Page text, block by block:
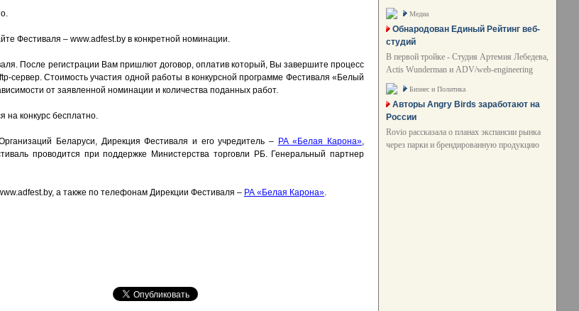
Фестиваля – www.adfest.by в конкретной номинации.
После регистрации Вам пришлют договор, оплатив который, Вы завершите процесс
сервер. Стоимость участия одной работы в конкурсной программе Фестиваля «Белый
от заявленной номинации и количества поданных работ.
на конкурс бесплатно.
Беларуси, Дирекция Фестиваля и его учредитель – РА «Белая Карона»,
проводится при поддержке Министерства торговли РБ. Генеральный партнер
а также по телефонам Дирекции Фестиваля – РА «Белая Карона».
Медиа
Обнародован Единый Рейтинг веб-
студий
В первой тройке - Студия Артемия Лебедева,
Actis Wunderman и ADV/web-engineering
Бизнес и Политика
Авторы Angry Birds заработают на
России
Rovio рассказала о планах экспансии рынка
через парки и брендированную продукцию